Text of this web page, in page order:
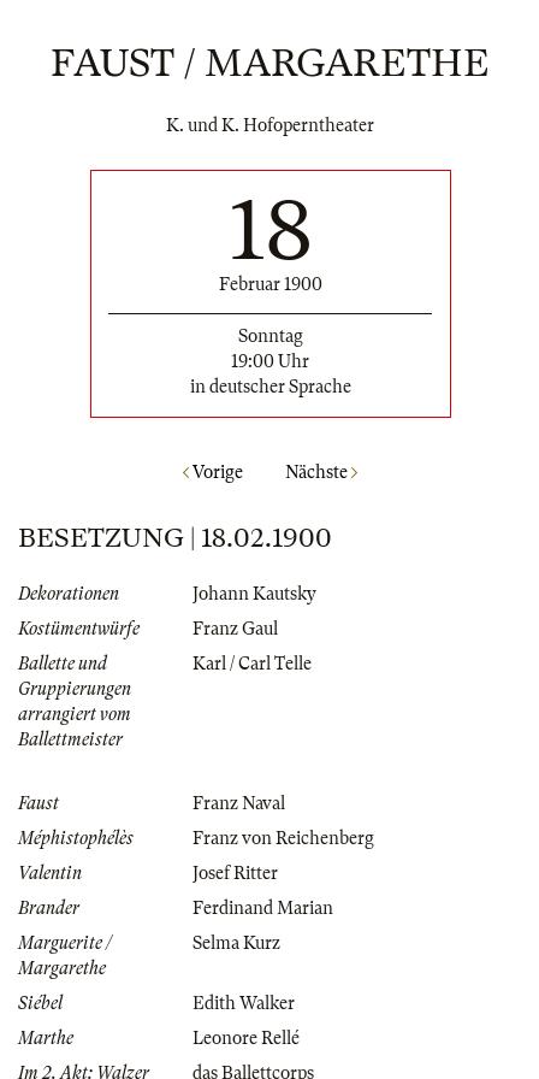
FAUST / MARGARETHE
K. und K. Hofoperntheater
18
Februar 1900
Sonntag
19:00 Uhr
in deutscher Sprache
Vorige Nächste
BESETZUNG | 18.02.1900
Dekorationen
Johann Kautsky
Kostümentwürfe
Franz Gaul
Ballette und
Gruppierungen
arrangiert vom
Ballettmeister
Karl / Carl Telle
Faust
Franz Naval
Méphistophélès
Franz von Reichenberg
Valentin
Josef Ritter
Brander
Ferdinand Marian
Marguerite /
Margarethe
Selma Kurz
Siébel
Edith Walker
Marthe
Leonore Rellé
Im 2. Akt: Walzer
das Ballettcorps